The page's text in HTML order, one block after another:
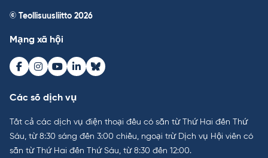
© Teollisuusliitto 2026
Mạng xã hội
Facebook
Instagram
Youtube
LinkedInBluesky
Các số dịch vụ
Tất cả các dịch vụ điện thoại đều có sẵn từ Thứ Hai đến Thứ
Sáu, từ 8:30 sáng đến 3:00 chiều, ngoại trừ Dịch vụ Hội viên có
sẵn từ Thứ Hai đến Thứ Sáu, từ 8:30 đến 12:00.